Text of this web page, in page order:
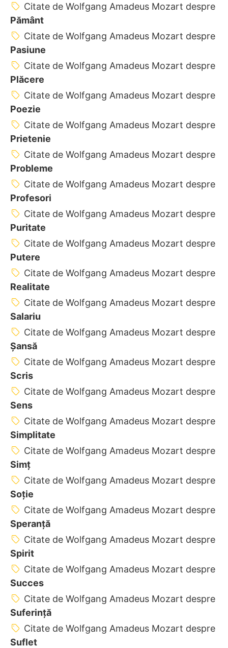
Citate de Wolfgang Amadeus Mozart despre
Pământ
Citate de Wolfgang Amadeus Mozart despre
Pasiune
Citate de Wolfgang Amadeus Mozart despre
Plăcere
Citate de Wolfgang Amadeus Mozart despre
Poezie
Citate de Wolfgang Amadeus Mozart despre
Prietenie
Citate de Wolfgang Amadeus Mozart despre
Probleme
Citate de Wolfgang Amadeus Mozart despre
Profesori
Citate de Wolfgang Amadeus Mozart despre
Puritate
Citate de Wolfgang Amadeus Mozart despre
Putere
Citate de Wolfgang Amadeus Mozart despre
Realitate
Citate de Wolfgang Amadeus Mozart despre
Salariu
Citate de Wolfgang Amadeus Mozart despre
Șansă
Citate de Wolfgang Amadeus Mozart despre
Scris
Citate de Wolfgang Amadeus Mozart despre
Sens
Citate de Wolfgang Amadeus Mozart despre
Simplitate
Citate de Wolfgang Amadeus Mozart despre
Simț
Citate de Wolfgang Amadeus Mozart despre
Soție
Citate de Wolfgang Amadeus Mozart despre
Speranță
Citate de Wolfgang Amadeus Mozart despre
Spirit
Citate de Wolfgang Amadeus Mozart despre
Succes
Citate de Wolfgang Amadeus Mozart despre
Suferință
Citate de Wolfgang Amadeus Mozart despre
Suflet